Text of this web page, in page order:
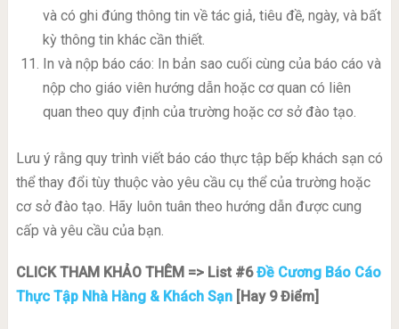
và có ghi đúng thông tin về tác giả, tiêu đề, ngày, và bất
kỳ thông tin khác cần thiết.
In và nộp báo cáo: In bản sao cuối cùng của báo cáo và
nộp cho giáo viên hướng dẫn hoặc cơ quan có liên
quan theo quy định của trường hoặc cơ sở đào tạo.
Lưu ý rằng quy trình viết báo cáo thực tập bếp khách sạn có
thể thay đổi tùy thuộc vào yêu cầu cụ thể của trường hoặc
cơ sở đào tạo. Hãy luôn tuân theo hướng dẫn được cung
cấp và yêu cầu của bạn.
CLICK THAM KHẢO THÊM => List #6Đề Cương Báo Cáo
Thực Tập Nhà Hàng & Khách Sạn[Hay 9 Điểm]